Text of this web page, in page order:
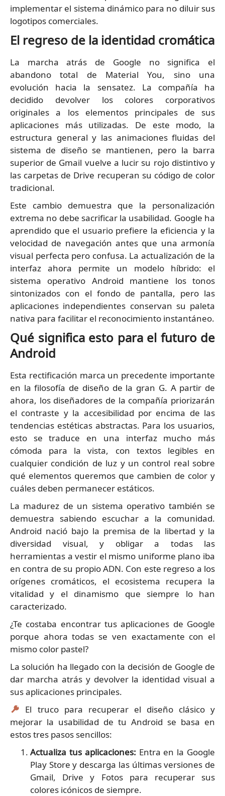
implementar el sistema dinámico para no diluir sus
logotipos comerciales.
El regreso de la identidad cromática
La marcha atrás de Google no significa el
abandono total de Material You, sino una
evolución hacia la sensatez. La compañía ha
decidido devolver los colores corporativos
originales a los elementos principales de sus
aplicaciones más utilizadas. De este modo, la
estructura general y las animaciones fluidas del
sistema de diseño se mantienen, pero la barra
superior de Gmail vuelve a lucir su rojo distintivo y
las carpetas de Drive recuperan su código de color
tradicional.
Este cambio demuestra que la personalización
extrema no debe sacrificar la usabilidad. Google ha
aprendido que el usuario prefiere la eficiencia y la
velocidad de navegación antes que una armonía
visual perfecta pero confusa. La actualización de la
interfaz ahora permite un modelo híbrido: el
sistema operativo Android mantiene los tonos
sintonizados con el fondo de pantalla, pero las
aplicaciones independientes conservan su paleta
nativa para facilitar el reconocimiento instantáneo.
Qué significa esto para el futuro de
Android
Esta rectificación marca un precedente importante
en la filosofía de diseño de la gran G. A partir de
ahora, los diseñadores de la compañía priorizarán
el contraste y la accesibilidad por encima de las
tendencias estéticas abstractas. Para los usuarios,
esto se traduce en una interfaz mucho más
cómoda para la vista, con textos legibles en
cualquier condición de luz y un control real sobre
qué elementos queremos que cambien de color y
cuáles deben permanecer estáticos.
La madurez de un sistema operativo también se
demuestra sabiendo escuchar a la comunidad.
Android nació bajo la premisa de la libertad y la
diversidad visual, y obligar a todas las
herramientas a vestir el mismo uniforme plano iba
en contra de su propio ADN. Con este regreso a los
orígenes cromáticos, el ecosistema recupera la
vitalidad y el dinamismo que siempre lo han
caracterizado.
¿Te costaba encontrar tus aplicaciones de Google
porque ahora todas se ven exactamente con el
mismo color pastel?
La solución ha llegado con la decisión de Google de
dar marcha atrás y devolver la identidad visual a
sus aplicaciones principales.
El truco para recuperar el diseño clásico y
mejorar la usabilidad de tu Android se basa en
estos tres pasos sencillos:
Actualiza tus aplicaciones: Entra en la Google
Play Store y descarga las últimas versiones de
Gmail, Drive y Fotos para recuperar sus
colores icónicos de siempre.